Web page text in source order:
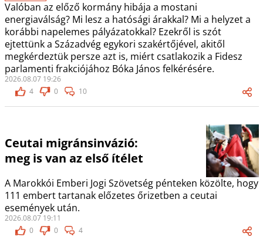
Valóban az előző kormány hibája a mostani
energiaválság? Mi lesz a hatósági árakkal? Mi a helyzet a
korábbi napelemes pályázatokkal? Ezekről is szót
ejtettünk a Századvég egykori szakértőjével, akitől
megkérdeztük persze azt is, miért csatlakozik a Fidesz
parlamenti frakciójához Bóka János felkérésére.
2026.08.07 19:26
4
0 10
Ceutai migránsinvázió:
meg is van az első ítélet
A Marokkói Emberi Jogi Szövetség pénteken közölte, hogy
111 embert tartanak előzetes őrizetben a ceutai
események után.
2026.08.07 19:11
0
0 4